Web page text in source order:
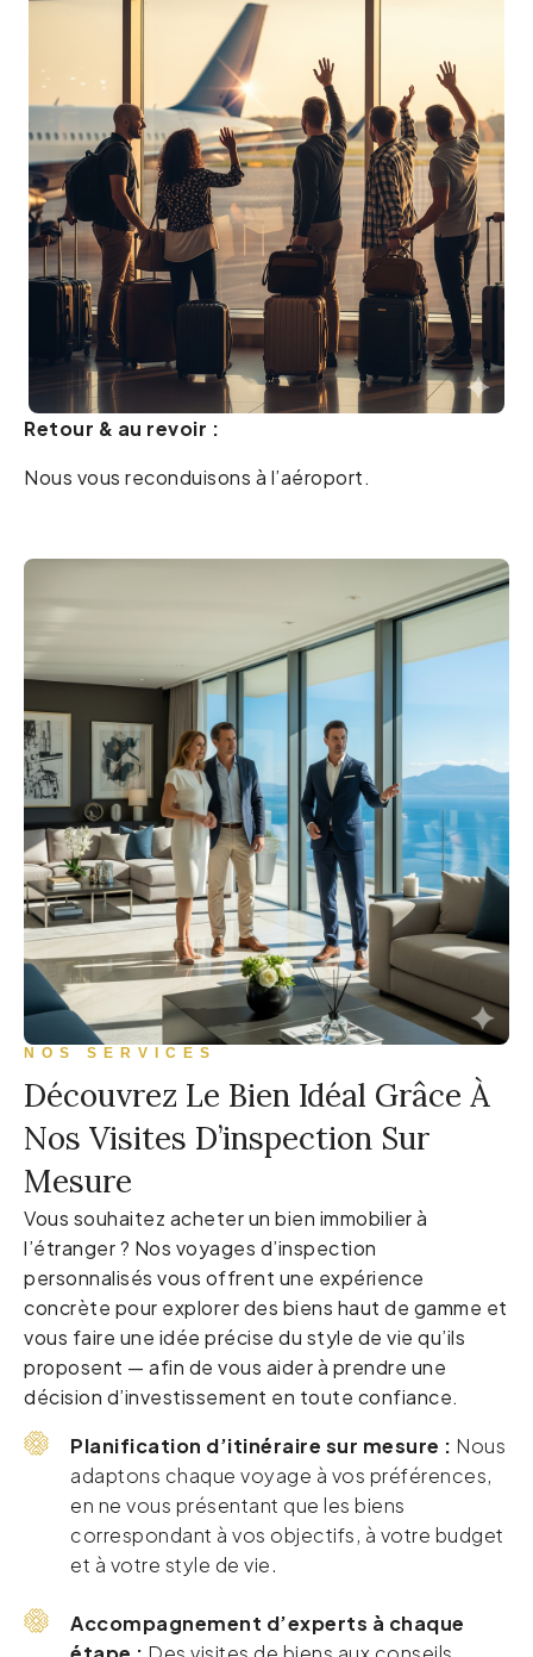
Retour & au revoir :
Nous vous reconduisons à l’aéroport.
NOS SERVICES
Découvrez Le Bien Idéal Grâce À
Nos Visites D’inspection Sur
Mesure
Vous souhaitez acheter un bien immobilier à
l’étranger ? Nos voyages d’inspection
personnalisés vous offrent une expérience
concrète pour explorer des biens haut de gamme et
vous faire une idée précise du style de vie qu’ils
proposent — afin de vous aider à prendre une
décision d’investissement en toute confiance.
Planification d’itinéraire sur mesure : Nous
adaptons chaque voyage à vos préférences,
en ne vous présentant que les biens
correspondant à vos objectifs, à votre budget
et à votre style de vie.
Accompagnement d’experts à chaque